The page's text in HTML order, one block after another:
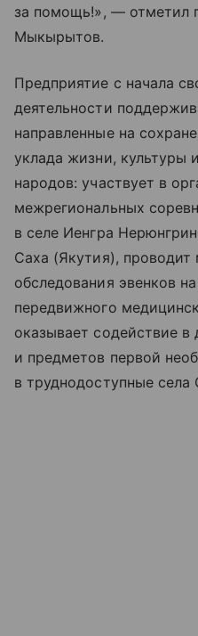
за помощь!», — отметил
Мыкырытов.
Предприятие с начала
деятельности
направленные на
уклада жизни, культуры
народов: участвует в
межрегиональных
в селе Иенгра
Саха (Якутия), проводит
обследования эвенков
передвижного
оказывает содействие в
и предметов первой
в труднодоступные